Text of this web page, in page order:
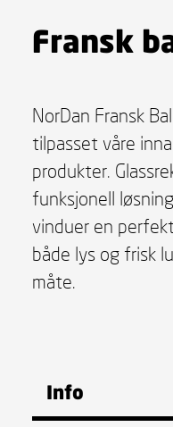
Fransk
NorDan Fransk
tilpasset våre
produkter.
funksjonell
vinduer en
både lys og frisk
måte.
Info